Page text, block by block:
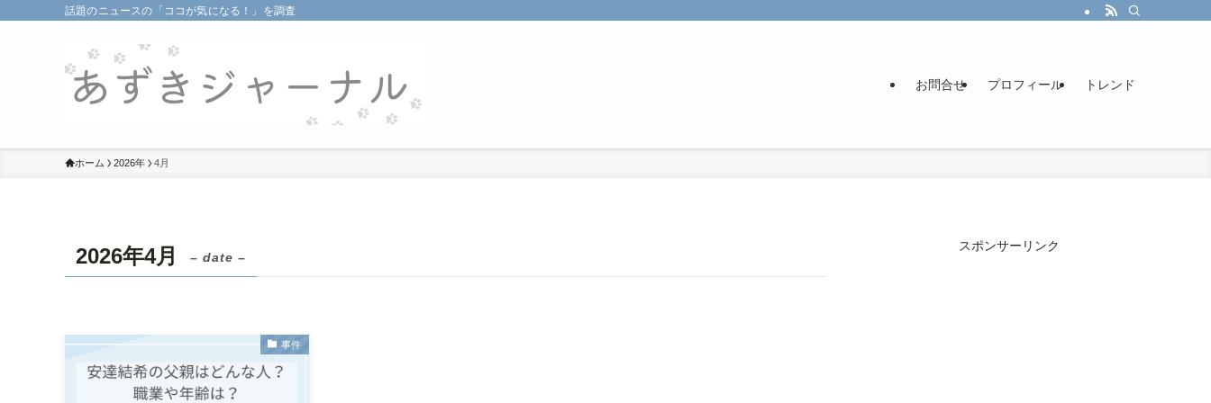
話題のニュースの「ココが気になる！」を調査
お問合せ プロフィール トレンド
ホーム 2026年 4月
2026年4月 – date –
事件
スポンサーリンク